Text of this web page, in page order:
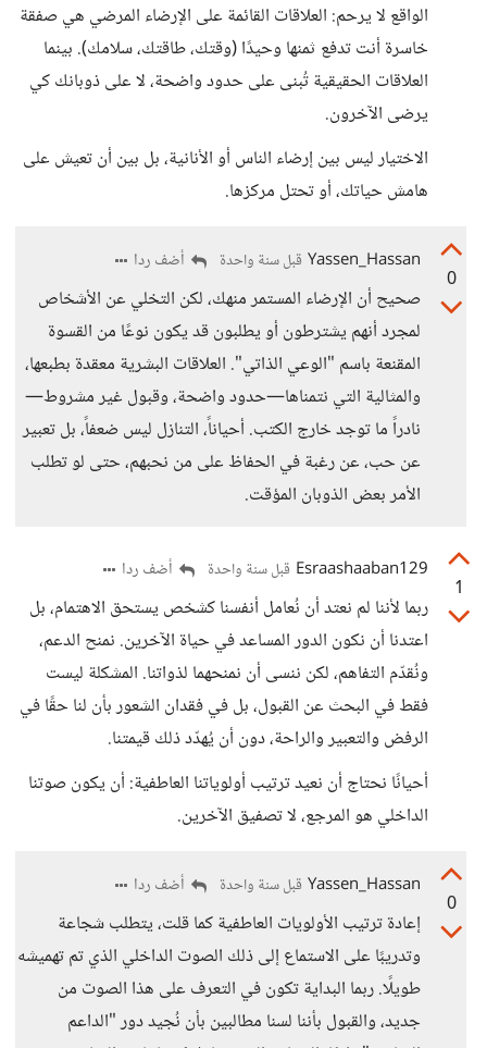
الواقع لا يرحم: العلاقات القائمة على الإرضاء المرضي هي صفقة
خاسرة أنت تدفع ثمنها وحيدًا (وقتك، طاقتك، سلامك). بينما
العلاقات الحقيقية تُبنى على حدود واضحة، لا على ذوبانك كي
يرضى الآخرون.
الاختيار ليس بين إرضاء الناس أو الأنانية، بل بين أن تعيش على
هامش حياتك، أو تحتل مركزها.
0
Yassen_Hassan قبل سنة واحدة أضف ردا
صحيح أن الإرضاء المستمر منهك، لكن التخلي عن الأشخاص
لمجرد أنهم يشترطون أو يطلبون قد يكون نوعًا من القسوة
المقنعة باسم "الوعي الذاتي". العلاقات البشرية معقدة بطبعها،
والمثالية التي نتمناها—حدود واضحة، وقبول غير مشروط—
نادراً ما توجد خارج الكتب. أحياناً، التنازل ليس ضعفاً، بل تعبير
عن حب، عن رغبة في الحفاظ على من نحبهم، حتى لو تطلب
الأمر بعض الذوبان المؤقت.
1
Esraashaaban129 قبل سنة واحدة أضف ردا
ربما لأننا لم نعتد أن نُعامل أنفسنا كشخص يستحق الاهتمام، بل
اعتدنا أن نكون الدور المساعد في حياة الآخرين. نمنح الدعم،
ونُقدّم التفاهم، لكن ننسى أن نمنحهما لذواتنا. المشكلة ليست
فقط في البحث عن القبول، بل في فقدان الشعور بأن لنا حقًا في
الرفض والتعبير والراحة، دون أن يُهدّد ذلك قيمتنا.
أحيانًا نحتاج أن نعيد ترتيب أولوياتنا العاطفية: أن يكون صوتنا
الداخلي هو المرجع، لا تصفيق الآخرين.
0
Yassen_Hassan قبل سنة واحدة أضف ردا
إعادة ترتيب الأولويات العاطفية كما قلت، يتطلب شجاعة
وتدريبًا على الاستماع إلى ذلك الصوت الداخلي الذي تم تهميشه
طويلًا. ربما البداية تكون في التعرف على هذا الصوت من
جديد، والقبول بأننا لسنا مطالبين بأن نُجيد دور "الداعم